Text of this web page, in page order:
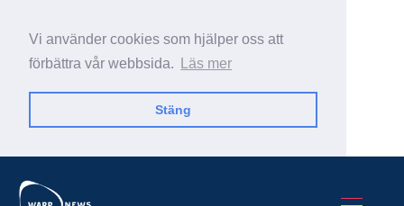
Vi använder cookies som hjälper oss att
förbättra vår webbsida.
Läs mer
Stäng